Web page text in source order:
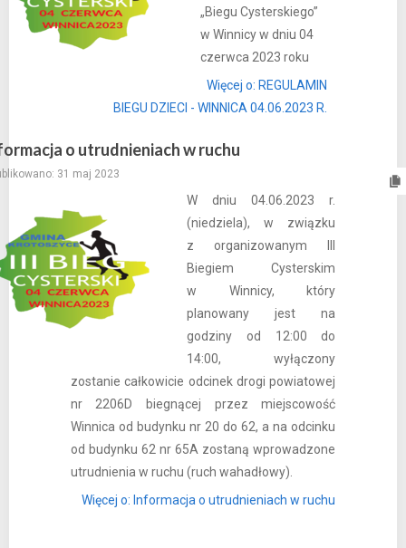
„Biegu Cysterskiego”
w Winnicy w dniu 04
czerwca 2023 roku
Więcej o: REGULAMIN
BIEGU DZIECI - WINNICA 04.06.2023 R.
o utrudnieniach w ruchu
31 maj 2023
W dniu 04.06.2023 r.
(niedziela), w związku
z organizowanym III
Biegiem Cysterskim
w Winnicy, który
planowany jest na
godziny od 12:00 do
14:00, wyłączony
zostanie całkowicie odcinek drogi powiatowej
nr 2206D biegnącej przez miejscowość
Winnica od budynku nr 20 do 62, a na odcinku
od budynku 62 nr 65A zostaną wprowadzone
utrudnienia w ruchu (ruch wahadłowy).
Więcej o: Informacja o utrudnieniach w ruchu